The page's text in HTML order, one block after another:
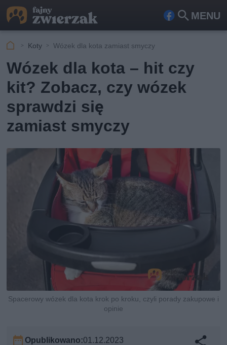
MENU
Fa Szu
Koty Wózek dla kota zamiast smyczy
Wózek dla kota – hit czy
kit? Zobacz, czy wózek
sprawdzi się
zamiast smyczy
Spacerowy wózek dla kota krok po kroku, czyli porady zakupowe i
opinie
Opublikowano:01.12.2023